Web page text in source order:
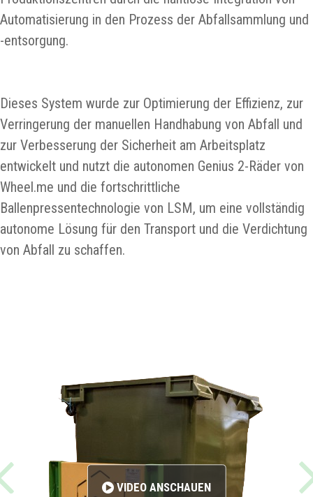
Automatisierung in den Prozess der Abfallsammlung und
-entsorgung.
Dieses System wurde zur Optimierung der Effizienz, zur
Verringerung der manuellen Handhabung von Abfall und
zur Verbesserung der Sicherheit am Arbeitsplatz
entwickelt und nutzt die autonomen Genius 2-Räder von
Wheel.me und die fortschrittliche
Ballenpressentechnologie von LSM, um eine vollständig
autonome Lösung für den Transport und die Verdichtung
von Abfall zu schaffen.
VIDEO ANSCHAUEN